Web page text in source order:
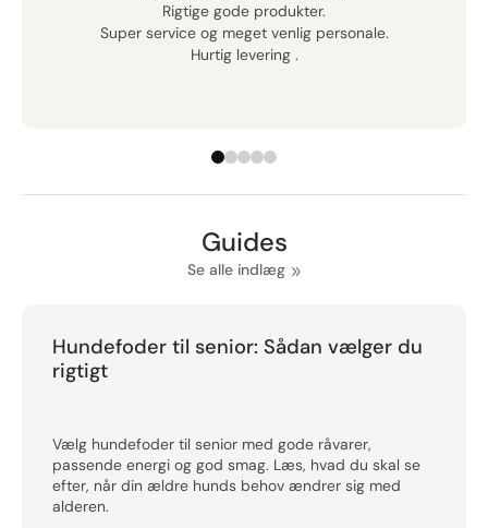
Rigtige gode produkter.
Super service og meget venlig personale.
Hurtig levering .
Guides
Se alle indlæg
Hundefoder til senior: Sådan vælger du
rigtigt
Vælg hundefoder til senior med gode råvarer,
passende energi og god smag. Læs, hvad du skal se
efter, når din ældre hunds behov ændrer sig med
alderen.